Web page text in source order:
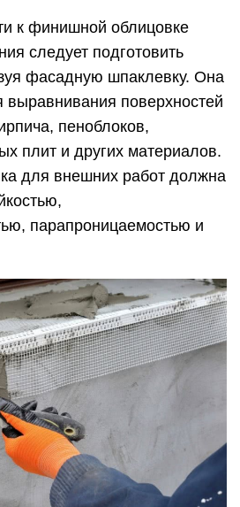
к финишной облицовке
следует подготовить
фасадную шпаклевку. Она
выравнивания поверхностей
пеноблоков,
плит и других материалов.
для внешних работ должна
парапроницаемостью и